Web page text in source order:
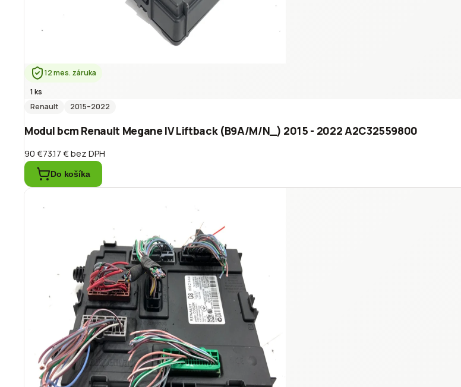
12 mes. záruka
1 ks
Renault
2015–2022
Modul bcm Renault Megane IV Liftback (B9A/M/N_) 2015 - 2022 A2C32559800
90 €73.17 €bez DPH
Do košíka